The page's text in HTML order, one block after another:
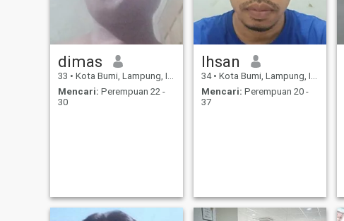
dimas
33 • Kota Bumi, Lampung, Indonesia
Mencari: Perempuan 22 -
30
Ihsan
34 • Kota Bumi, Lampung, Indonesia
Mencari: Perempuan 20 -
37